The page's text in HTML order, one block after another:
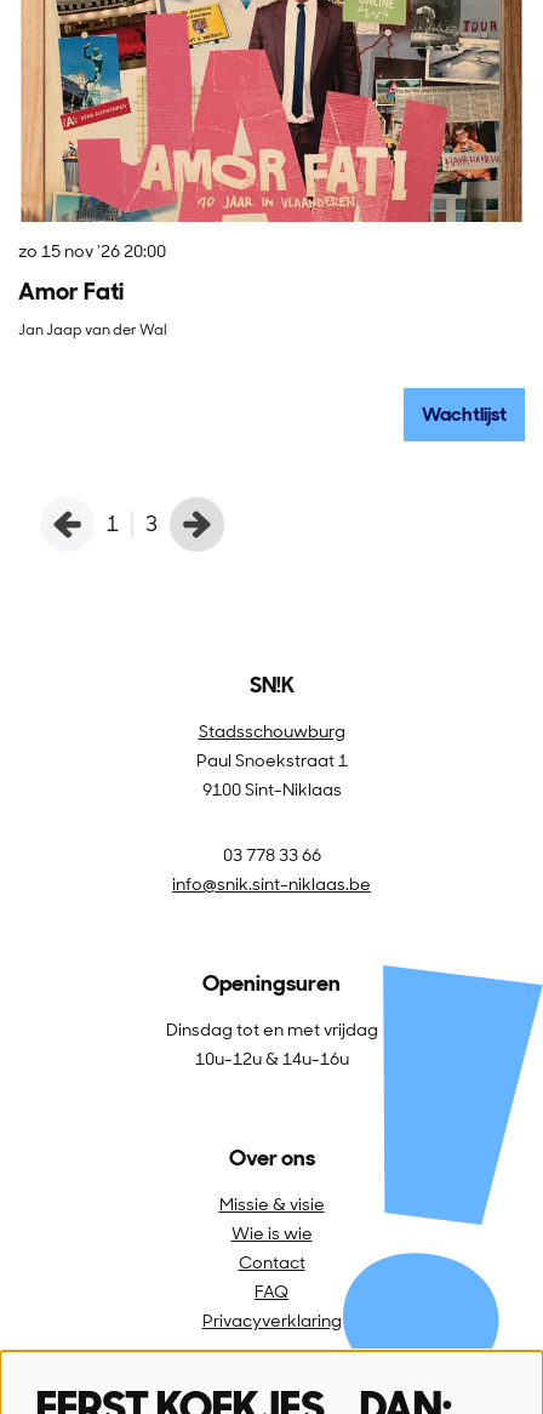
Amor Fati
Jan Jaap van der Wal
zo 15 nov '2620:00
Wachtlijst
1 3
SN!K
Stadsschouwburg
Paul Snoekstraat 1
9100 Sint-Niklaas
03 778 33 66
info@snik.sint-niklaas.be
Openingsuren
Dinsdag tot en met vrijdag
10u-12u & 14u-16u
Over ons
Missie & visie
Wie is wie
Contact
FAQ
Privacyverklaring